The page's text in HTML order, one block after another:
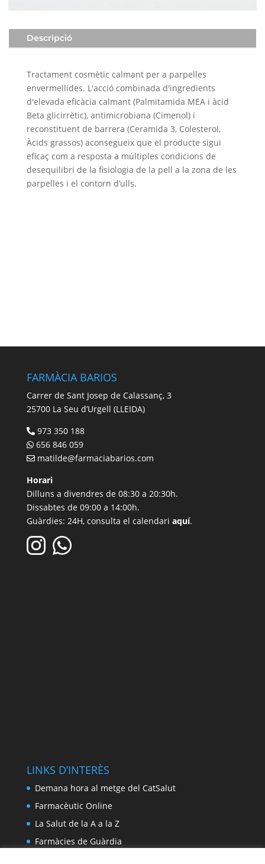
Descripció
Tractament cosmètic calmant per a parpelles
envermellides. L'acció combinada d'ingredients
d'elevada eficàcia calmant (Palmitamida MEA i àcid
Beta glicirrètic), antimicrobiana (Cimenol) i
reconstituent de barrera (Ceramida 3, Colesterol,
Àcids grassos) aconsegueix que el producte sigui
eficaç com a resposta a múltiples condicions de
desequilibri de la fisiologia de la pell a la zona de les
parpelles i el contorn d’ulls.
FARMÀCIA BARIOS
Carrer de Sant Josep de Calassanç, 3
25700 La Seu d’Urgell (LLEIDA)
973 350 188
656 846 059
matilde@farmaciabarios.com
Horari
Dilluns a divendres de 08:30 a 20:30h.
Dissabtes de 09:00 a 14:00h.
Guàrdies: 24H, consulta el calendari aquí.
LINKS D’INTERÈS
Demana hora al metge del CatSalut
Farmacèutic Online
La Salut de la A a la Z
Farmàcies de Guàrdia